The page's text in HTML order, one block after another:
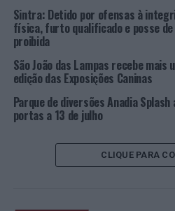
10h00 | A Brincar e a Rimar o
Após visita guiada à Casa-
intervenientes são convidados
atividade que tem por base a
espaços da Casa-Museu, através
que se desenvolve pelas
Destinatários: Público escolar –
Sintra: Detido por ofensas à
física, furto qualificado e posse
proibida
São João das Lampas recebe mais
edição das Exposições Caninas
Parque de diversões Anadia Splash
portas a 13 de julho
CLIQUE PARA